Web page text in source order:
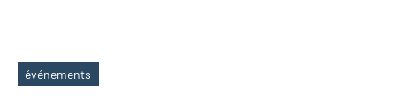
Étiquettes
événements